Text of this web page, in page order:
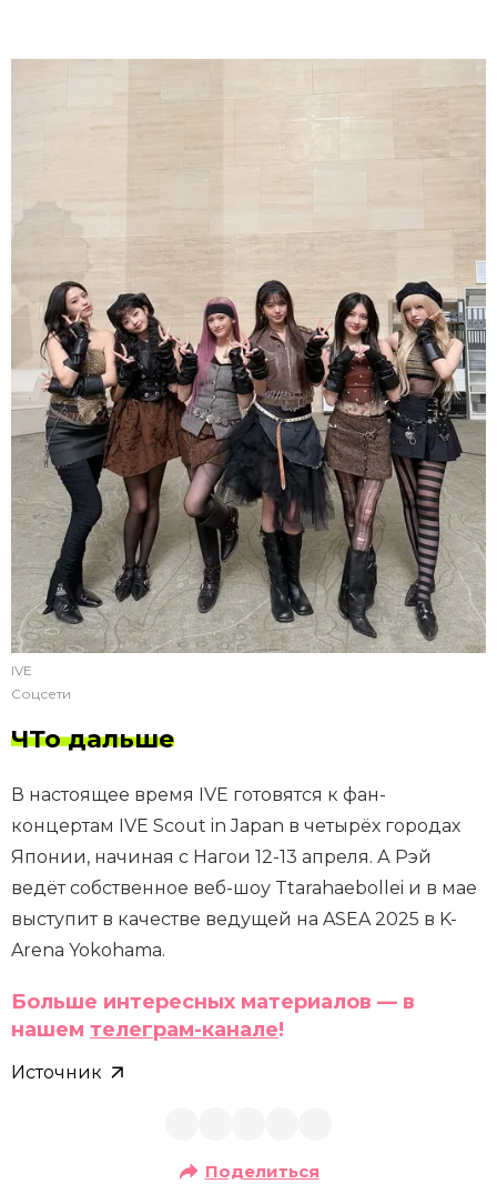
IVE
Соцсети
ЧТо дальше
В настоящее время IVE готовятся к фан-
концертам IVE Scout in Japan в четырёх городах
Японии, начиная с Нагои 12-13 апреля. А Рэй
ведёт собственное веб-шоу Ttarahaebollei и в мае
выступит в качестве ведущей на ASEA 2025 в K-
Arena Yokohama.
Больше интересных материалов — в
нашем телеграм-канале!
Источник
Поделиться